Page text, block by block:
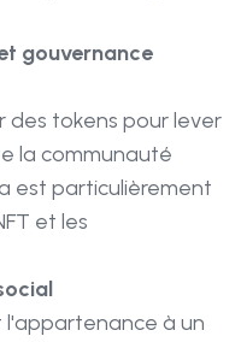
gouvernance
des tokens pour lever
la communauté
est particulièrement
et les
à un